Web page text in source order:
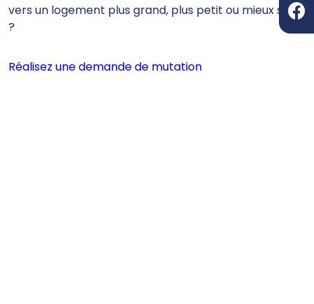
vers un logement plus grand, plus petit ou mieux situé
?
Réalisez une demande de mutation